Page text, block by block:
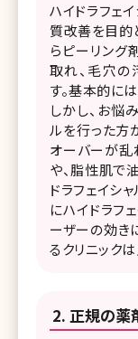
ハイドラフェ
質改善を目的
らピーリング
取れ、毛穴の
す。基本的に
しかし、お悩
ルを行った方
オーバーが乱
や、脂性肌で
ドラフェイシ
にハイドラフ
ーザーの効き
るクリニック
正規の薬